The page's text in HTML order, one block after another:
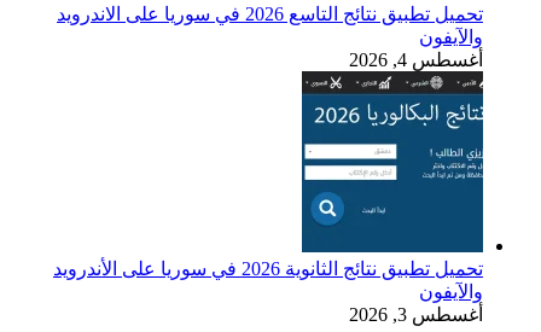
تحميل تطبيق نتائج التاسع 2026 في سوريا على الاندرويد
والآيفون
أغسطس 4, 2026
تحميل تطبيق نتائج الثانوية 2026 في سوريا على الأندرويد
والآيفون
أغسطس 3, 2026